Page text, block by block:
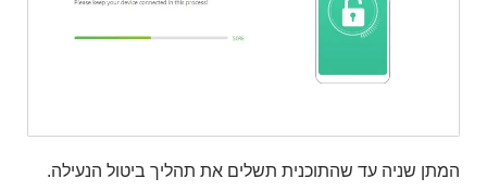
המתן שניה עד שהתוכנית תשלים את תהליך ביטול הנעילה.